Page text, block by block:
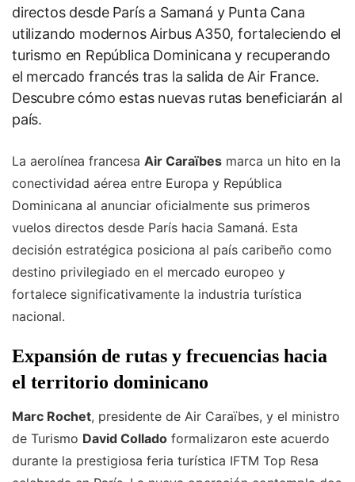
directos desde París a Samaná y Punta Cana
utilizando modernos Airbus A350, fortaleciendo el
turismo en República Dominicana y recuperando
el mercado francés tras la salida de Air France.
Descubre cómo estas nuevas rutas beneficiarán al
país.
La aerolínea francesa Air Caraïbes marca un hito en la
conectividad aérea entre Europa y República
Dominicana al anunciar oficialmente sus primeros
vuelos directos desde París hacia Samaná. Esta
decisión estratégica posiciona al país caribeño como
destino privilegiado en el mercado europeo y
fortalece significativamente la industria turística
nacional.
Expansión de rutas y frecuencias hacia
el territorio dominicano
Marc Rochet, presidente de Air Caraïbes, y el ministro
de Turismo David Collado formalizaron este acuerdo
durante la prestigiosa feria turística IFTM Top Resa